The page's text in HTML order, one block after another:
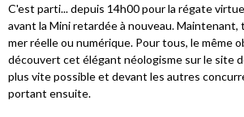
C'est parti... depuis 14h00 pour la régate
avant la Mini retardée à nouveau.
mer réelle ou numérique. Pour tous, le même
découvert cet élégant néologisme sur le site
plus vite possible et devant les autres
portant ensuite.